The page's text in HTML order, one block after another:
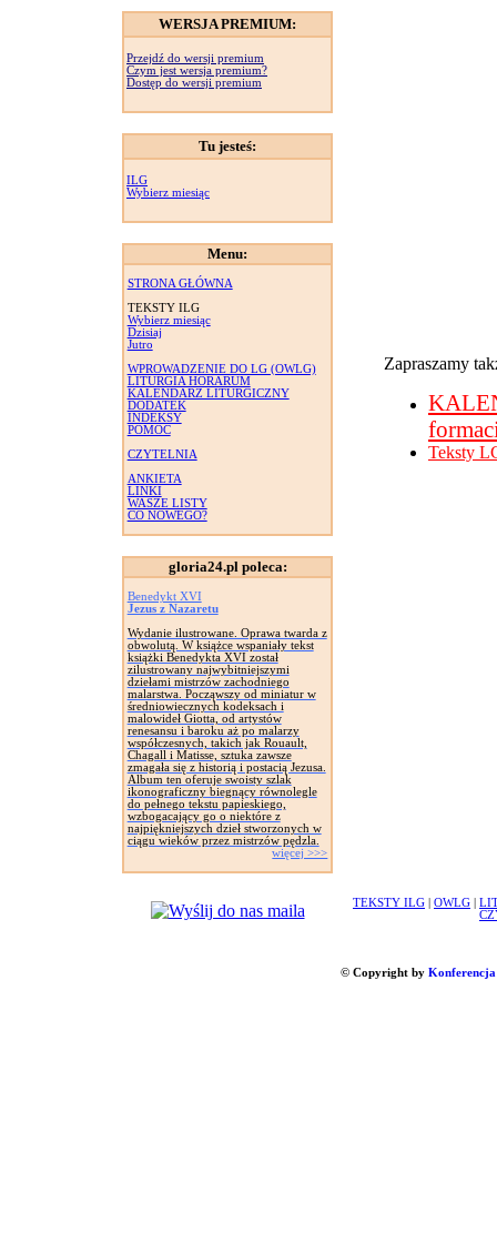
WERSJA PREMIUM:
Przejdź do wersji premium
Czym jest wersja premium?
Dostęp do wersji premium
Tu jesteś:
ILG
Wybierz miesiąc
Menu:
STRONA GŁÓWNA
TEKSTY ILG
Wybierz miesiąc
Dzisiaj
Jutro
WPROWADZENIE DO LG (OWLG)
LITURGIA HORARUM
KALENDARZ LITURGICZNY
DODATEK
INDEKSY
POMOC
CZYTELNIA
ANKIETA
LINKI
WASZE LISTY
CO NOWEGO?
gloria24.pl poleca:
Benedykt XVI
Jezus z Nazaretu
Wydanie ilustrowane. Oprawa twarda z
obwolutą. W książce wspaniały tekst
książki Benedykta XVI został
zilustrowany najwybitniejszymi
dziełami mistrzów zachodniego
malarstwa. Począwszy od miniatur w
średniowiecznych kodeksach i
malowideł Giotta, od artystów
renesansu i baroku aż po malarzy
współczesnych, takich jak Rouault,
Chagall i Matisse, sztuka zawsze
zmagała się z historią i postacią Jezusa.
Album ten oferuje swoisty szlak
ikonograficzny biegnący równolegle
do pełnego tekstu papieskiego,
wzbogacający go o niektóre z
najpiękniejszych dzieł stworzonych w
ciągu wieków przez mistrzów pędzla.
więcej >>>
Zapraszamy
Teksty
TEKSTY ILG OWLG
© Copyright by Konferencja